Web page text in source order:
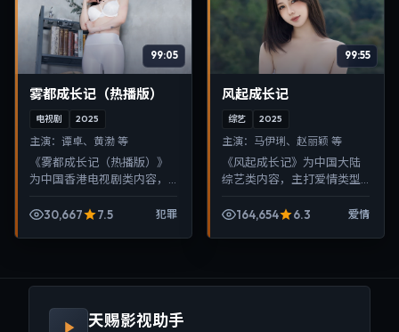
99:05
雾都成长记（热播版）
电视剧 2025
主演： 谭卓、黄渤 等
《雾都成长记（热播版）》
为中国香港电视剧类内容，
凑、画面清晰，适合移动端
30,667 7.5 犯罪
99:55
风起成长记
综艺 2025
主演： 马伊琍、赵丽颖 等
《风起成长记》为中国大陆
综艺类内容，主打爱情类型
晰，适合移动端与电视端随
164,654 6.3 爱情
天赐影视助手